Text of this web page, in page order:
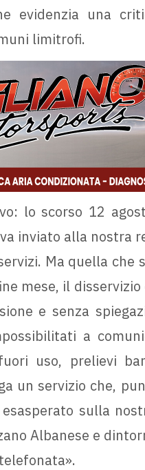
evidenzia una
limitrofi.
lo scorso 12
inviato alla nostra
Ma quella che
mese, il
e senza
a
uso, prelievi
un servizio che,
sulla
Albanese e